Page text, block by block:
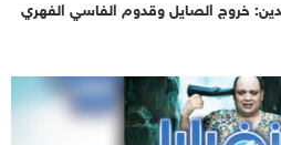
خروج الصايل وقدوم الفاسي الفهري